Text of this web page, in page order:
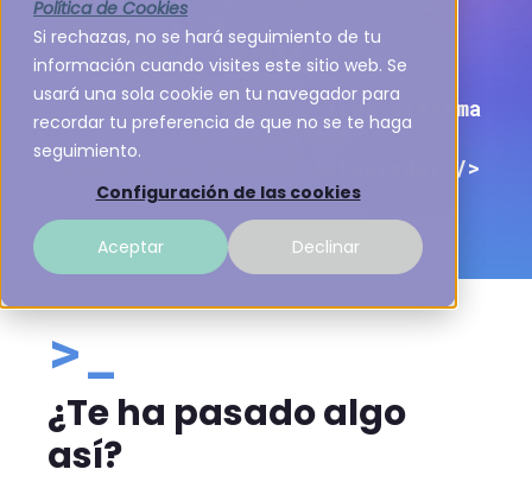
Política de Cookies
Si rechazas, no se hará seguimiento de tu
información cuando visites este sitio web. Se
usará una sola cookie en tu navegador para
recordar tu preferencia de que no se te haga
seguimiento.
Configuración de las cookies
Aceptar Declinar
SIEM
<Security analytics Todo sistema
de seguridad
requiere un CEREBRO integrador
/>
>_
¿Te ha pasado algo
así?